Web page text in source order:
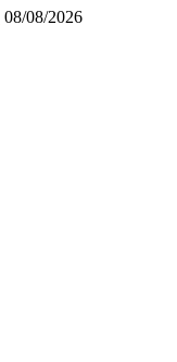
08/08/2026